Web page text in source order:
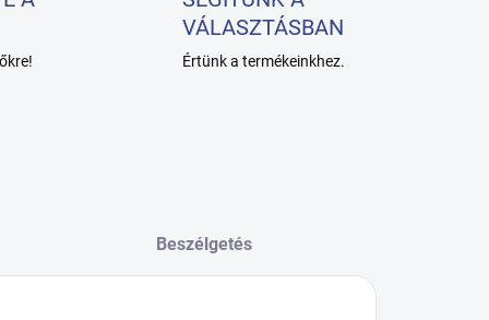
VÁLASZTÁSBAN
Értünk a termékeinkhez.
Beszélgetés